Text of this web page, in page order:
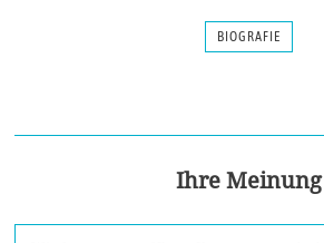
BIOGRAFIE
Ihre Meinung